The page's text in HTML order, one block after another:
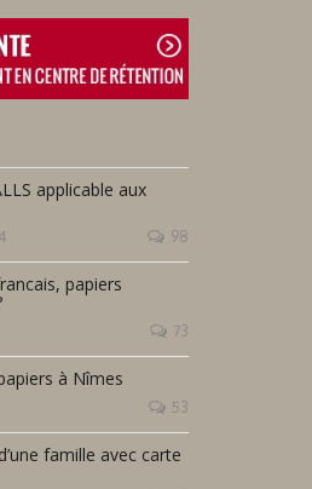
applicable aux
98
papiers
73
à Nîmes
53
famille avec carte